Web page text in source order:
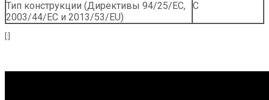
Тип конструкции (Директивы 94/25/EC,
2003/44/EC и 2013/53/EU)
С
[:]